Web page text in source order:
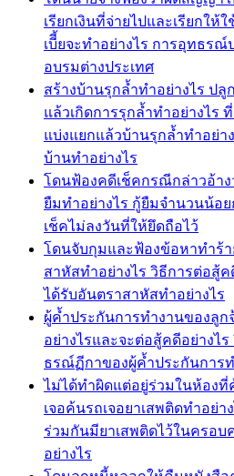
เรียกเงินที่จ่ายไปและเรียกให้
เบีี้ยจะทำอย่างไร การอุทธร
อบรมต่างประเทศ
สร้างบ้านรุกล้ำทำอย่างไร ป
แล้วเกิดการรุกล้ำทำอย่างไร
แบ่งแยกแล้วบ้านรุกล้ำทำอย่
บ้านทำอย่างไร
โดนฟ้องคดีเช็คกรณีกล่าวอ้าง
ยืมทำอย่างไร กู้ยืมจำนวนน้อ
เช็คไม่ลงวันที่ให้ยึดถือไว้
โดนจับกุมและฟ้องข้อหาทำร้า
สาหัสทำอย่างไร วิธีการต่อสู้
ได้รับอันตราสาหัสทำอย่างไร
ผู้ค้ำประกันการทำงานของลูก
อย่างไรและจะต่อสู้คดีอย่างไ
ธรณ์ฏีกาของผู้ค้ำประกันการ
ไม่ได้ทำผิดแต่อยู่ร่วมในห้องที่
เจอค้นรถเจอยาเสพติดทำอย่
ร่วมกันมียาเสพติดไว้ในครอบ
อย่างไร